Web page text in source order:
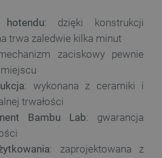
: dzięki konstrukcji
trwa zaledwie kilka minut
zaciskowy pewnie
: wykonana z ceramiki i
trwałości
Bambu Lab: gwarancja
: zaprojektowana z